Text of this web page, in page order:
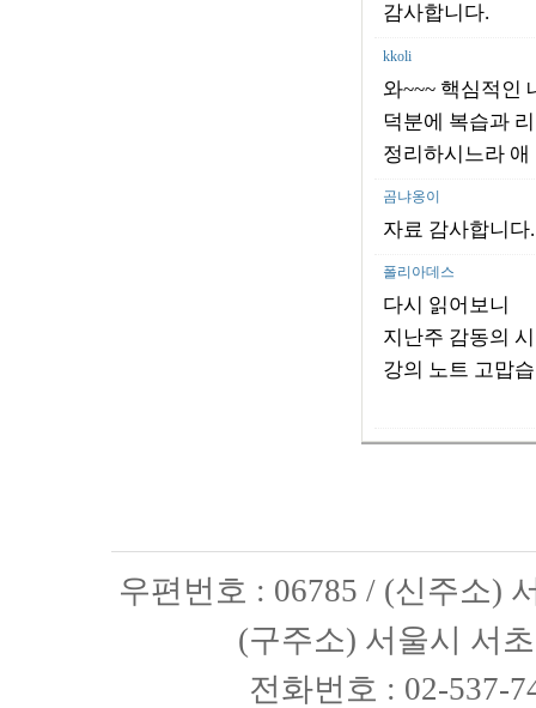
감사합니다.
kkoli
와~~~ 핵심적인
덕분에 복습과
정리하시느라 애
곰냐옹이
자료 감사합니다
폴리아데스
다시 읽어보니
지난주 감동의
강의 노트 고맙
우편번호 : 06785 / (신주소)
(구주소) 서울시 서
전화번호 : 02-537-